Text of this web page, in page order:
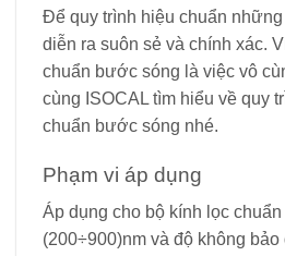
Để quy trình hiệu chuẩn
diễn ra suôn sẻ và chính xác.
chuẩn bước sóng là việc vô
cùng ISOCAL tìm hiểu về quy
chuẩn bước sóng nhé.
Phạm vi áp dụng
Áp dụng cho bộ kính lọc
(200÷900)nm và độ không bảo